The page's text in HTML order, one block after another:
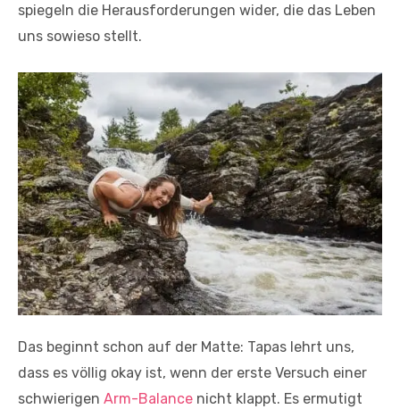
spiegeln die Herausforderungen wider, die das Leben
uns sowieso stellt.
Das beginnt schon auf der Matte: Tapas lehrt uns,
dass es völlig okay ist, wenn der erste Versuch einer
schwierigen Arm-Balance nicht klappt. Es ermutigt